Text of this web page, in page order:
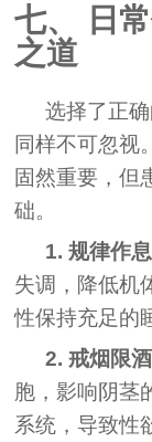
七、 日
之道
选择了正
同样不可忽视
固然重要，但
础。
1. 规律作
失调，降低机
性保持充足的
2. 戒烟限
胞，影响阴茎
系统，导致性